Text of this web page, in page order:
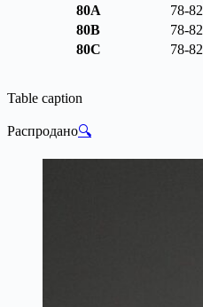
80A
78-82
80B
78-82
80C
78-82
Table caption
Распродано🔍